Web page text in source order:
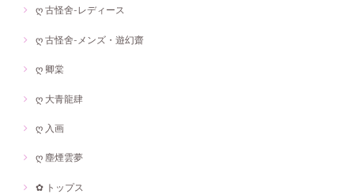
ღ 古怪舍-レディース
ღ 古怪舍-メンズ・遊幻齋
ღ 卿棠
ღ 大青龍肆
ღ 入画
ღ 塵煙雲夢
✿ トップス